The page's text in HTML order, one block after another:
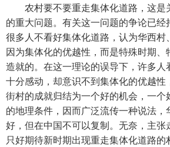
农村要不要重走集体化道路，这是
的重大问题。有关这一问题的争论已经
很多人不看好集体化道路，认为华西村
因为集体化的优越性，而是特殊时期、
造就的。在这一理论的误导下，许多人
十分感动，却意识不到集体化的优越性
街村的成就归结为一个好的机会，一个
的地理条件，因而广泛流传一种说法，
好，但在中国不可以复制。无奈，主张
只好期待新时期出现重走集体化道路的